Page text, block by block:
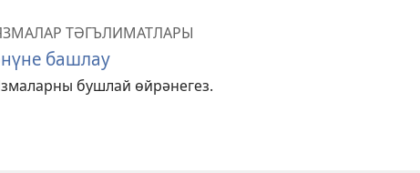
ТӘГЪЛИМАТЛАРЫ
башлау
бушлай өйрәнегез.